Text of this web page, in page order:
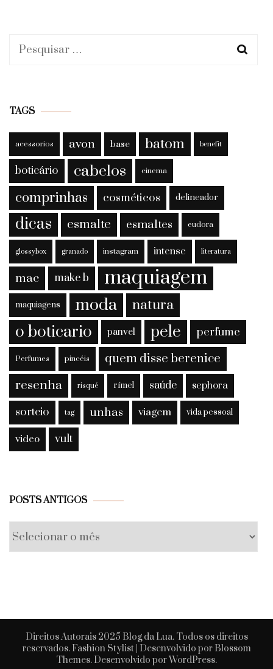
Pesquisar
TAGS
acessorios avon base batom benefit
boticário cabelos cinema
comprinhas cosméticos delineador
dicas esmalte esmaltes eudora
glossybox granado instagram intense literatura
mac make b maquiagem
maquiagens moda natura
o boticario panvel pele perfume
Perfumes pincéis quem disse berenice
resenha risqué rímel saúde sephora
sorteio tag unhas viagem vida pessoal
video vult
POSTS ANTIGOS
Posts
Direitos Autorais 2025 Blog da Lua. Todos os direitos
reservados.Fashion Stylist | Desenvolvido por Blossom
Themes. Desenvolvido por WordPress.